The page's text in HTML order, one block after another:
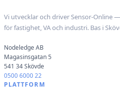
Vi utvecklar och driver Sensor-Online
för fastighet, VA och industri. Bas i
Nodeledge AB
Magasinsgatan 5
541 34 Skövde
0500 6000 22
PLATTFORM